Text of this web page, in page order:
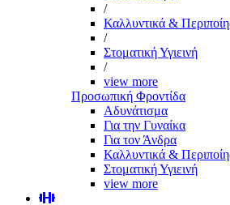
/
Καλλυντικά &
/
Στοματική Υγιεινή
/
view more
Προσωπική Φροντίδα
Αδυνάτισμα
Για την Γυναίκα
Για τον Άνδρα
Καλλυντικά &
Στοματική Υγιεινή
view more